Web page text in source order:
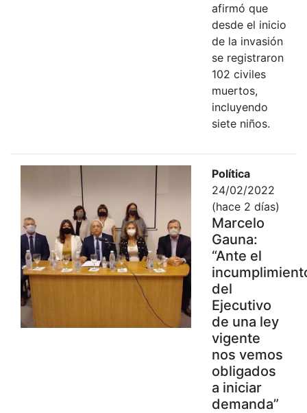
afirmó que
desde el inicio
de la invasión
se registraron
102 civiles
muertos,
incluyendo
siete niños.
Política
24/02/2022
(hace 2 días)
Marcelo
Gauna:
“Ante el
del
Ejecutivo
de una ley
vigente
nos vemos
obligados
a iniciar
demanda”